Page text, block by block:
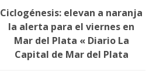
Ciclogénesis: elevan a naranja
la alerta para el viernes en
Mar del Plata « Diario La
Capital de Mar del Plata